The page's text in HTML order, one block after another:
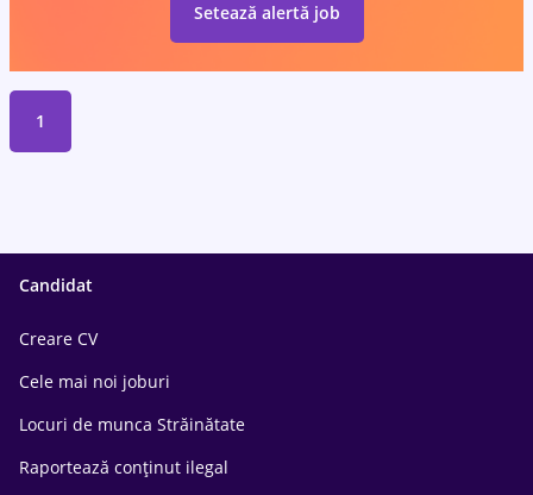
Setează alertă job
1
Candidat
Creare CV
Cele mai noi joburi
Locuri de munca Străinătate
Raportează conținut ilegal